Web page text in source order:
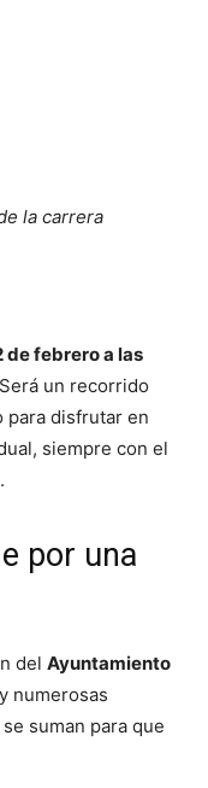
la carrera
de febrero a las
un recorrido
para disfrutar en
siempre con el
por una
del Ayuntamiento
y numerosas
suman para que